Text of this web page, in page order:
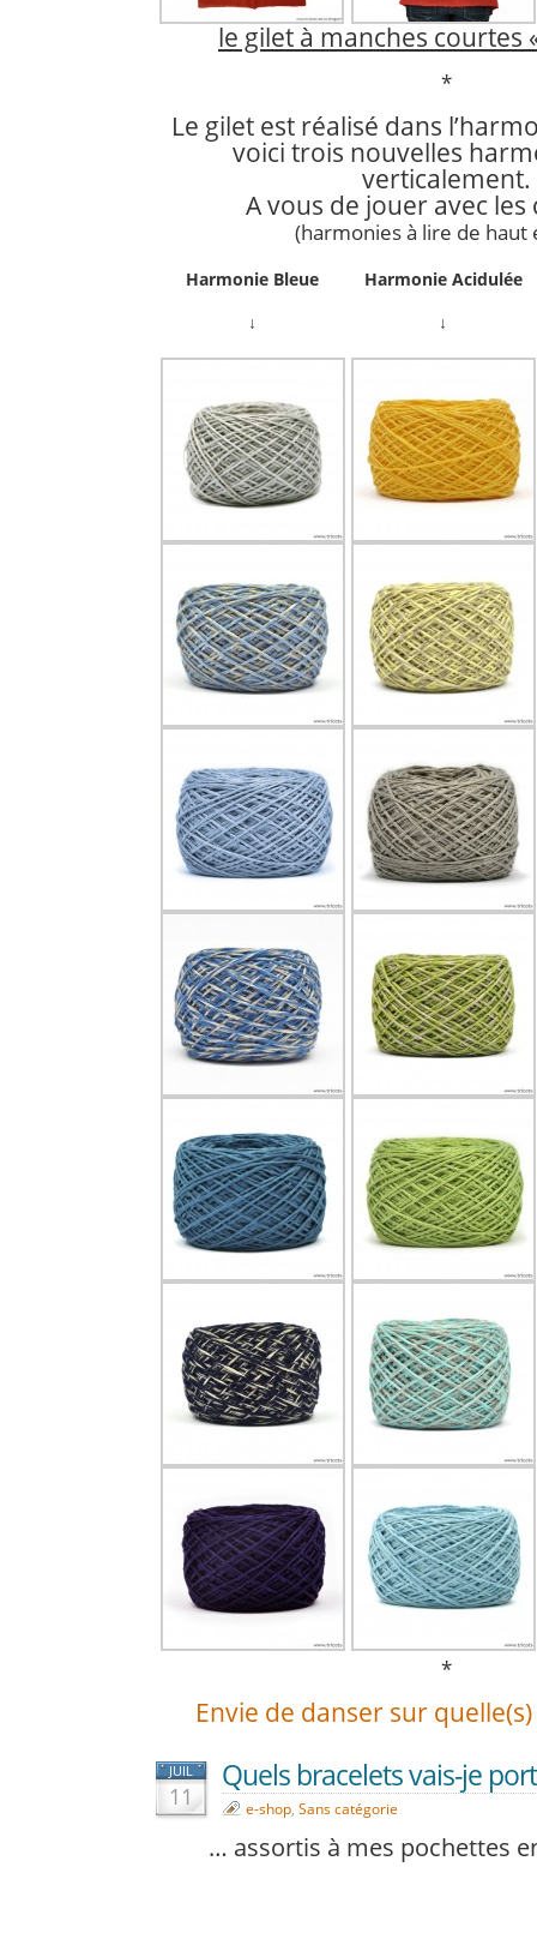
le gilet à manches courtes
*
Le gilet est réalisé dans
voici trois nouvelles
verticalement.
A vous de jouer avec les
(harmonies à lire de haut
Harmonie Bleue
↓
Harmonie Acidulée
↓
*
Envie de danser sur
JUIL
11
Quels bracelets vais-je
e-shop, Sans catégorie
… assortis à mes pochettes